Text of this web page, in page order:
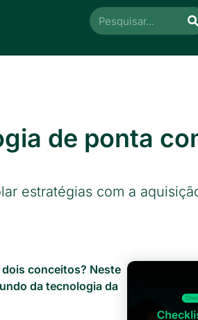
de ponta
estratégias com a
dois conceitos? Neste
da tecnologia da